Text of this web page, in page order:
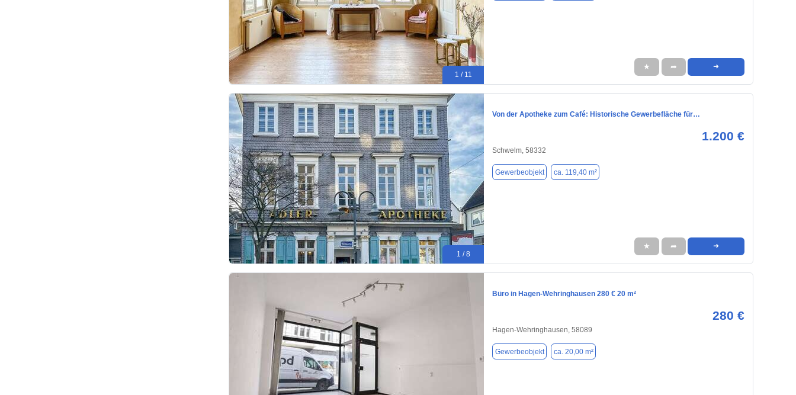
1 / 11
★ ➦ ➜
1 / 8
Von der Apotheke zum Café: Historische Gewerbefläche für…
1.200 €
Schwelm, 58332
Gewerbeobjekt ca. 119,40 m²
★ ➦ ➜
Büro in Hagen-Wehringhausen 280 € 20 m²
280 €
Hagen-Wehringhausen, 58089
Gewerbeobjekt ca. 20,00 m²